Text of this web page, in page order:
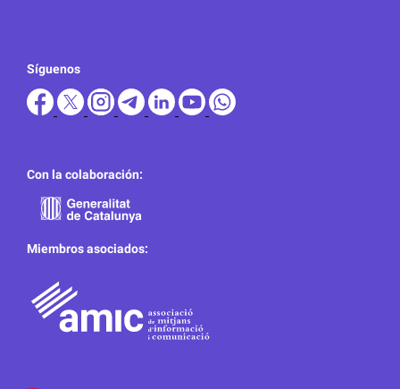
Síguenos
Con la colaboración:
Miembros asociados: